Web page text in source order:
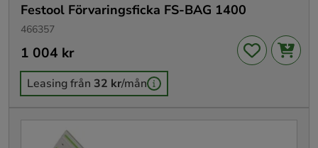
Festool Förvaringsficka FS-BAG 1400
466357
Pris:1 004 kr
1 004 kr
Leasing från 32 kr/mån